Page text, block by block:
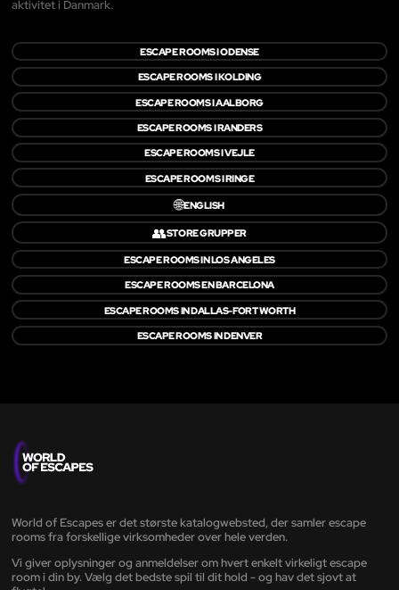
aktivitet i Danmark.
ESCAPE ROOMS I ODENSE
ESCAPE ROOMS I KOLDING
ESCAPE ROOMS I AALBORG
ESCAPE ROOMS I RANDERS
ESCAPE ROOMS I VEJLE
ESCAPE ROOMS I RINGE
🌐ENGLISH
👥STORE GRUPPER
ESCAPE ROOMS IN LOS ANGELES
ESCAPE ROOMS EN BARCELONA
ESCAPE ROOMS IN DALLAS-FORT WORTH
ESCAPE ROOMS IN DENVER
World of Escapes er det største katalogwebsted, der samler escape
rooms fra forskellige virksomheder over hele verden.
Vi giver oplysninger og anmeldelser om hvert enkelt virkeligt escape
room i din by. Vælg det bedste spil til dit hold - og hav det sjovt at